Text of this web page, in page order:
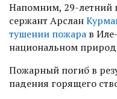
Напомним, 29-летний
сержант Арслан
тушении пожара в
национальном
Пожарный погиб в
падения горящего